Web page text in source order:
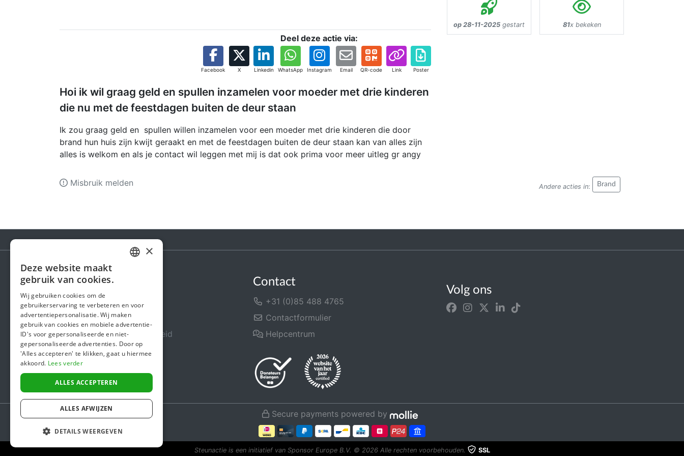
Deel deze actie via:
Facebook X Linkedin WhatsApp Instagram Email QR-code Link Poster
Hoi ik wil graag geld en spullen inzamelen voor moeder met drie kinderen
die nu met de feestdagen buiten de deur staan
Ik zou graag geld en spullen willen inzamelen voor een moeder met drie kinderen die door
brand hun huis zijn kwijt geraakt en met de feestdagen buiten de deur staan kan van alles zijn
alles is welkom en als je contact wil leggen met mij is dat ook prima voor meer uitleg gr angy
op 28-11-2025 gestart 81x bekeken
Andere acties in: Brand
Misbruik melden
Steunactie
Over ons
In de media
Veiligheid & Betrouwbaarheid
Algemene voorwaarden
Privacybeleid
Cookiebeleid
Contact
+31 (0)85 488 4765
Contactformulier
Helpcentrum
Volg ons
Secure payments powered by
Steunactie is een initiatief van Sponsor Europe B.V. © 2026 Alle rechten voorbehouden. SSL
ENGLISH
×
Deze website maakt
gebruik van cookies.
Wij gebruiken cookies om de
gebruikerservaring te verbeteren en voor
advertentiepersonalisatie. Wij maken
gebruik van cookies en mobiele advertentie-
ID's voor gepersonaliseerde en niet-
gepersonaliseerde advertenties. Door op
'Alles accepteren' te klikken, gaat u hiermee
akkoord. Lees verder
ALLES ACCEPTEREN
ALLES AFWIJZEN
DETAILS WEERGEVEN